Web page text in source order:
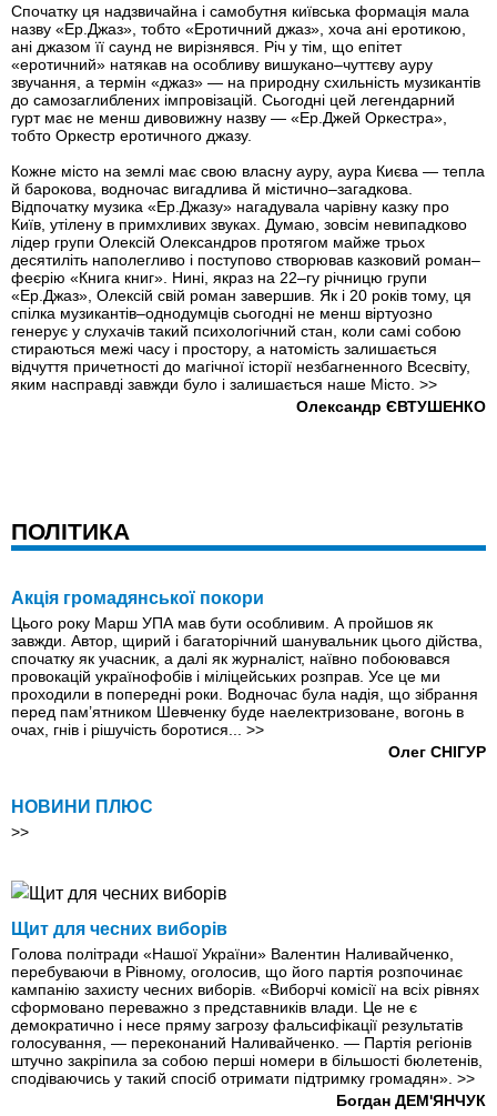
Спочатку ця надзвичайна і самобутня київська формація мала
назву «Ер.Джаз», тобто «Еротичний джаз», хоча ані еротикою,
ані джазом її саунд не вирізнявся. Річ у тім, що епітет
«еротичний» натякав на особливу вишукано–чуттєву ауру
звучання, а термін «джаз» — на природну схильність музикантів
до самозаглиблених імпровізацій. Сьогодні цей легендарний
гурт має не менш дивовижну назву — «Ер.Джей Оркестра»,
тобто Оркестр еротичного джазу.
Кожне місто на землі має свою власну ауру, аура Києва — тепла
й барокова, водночас вигадлива й містично–загадкова.
Відпочатку музика «Ер.Джазу» нагадувала чарівну казку про
Київ, утілену в примх­ливих звуках. Думаю, зовсім невипадково
лідер групи Олексій Олександров протягом майже трьох
десятиліть наполегливо і поступово створював казковий роман–
феєрію «Книга книг». Нині, якраз на 22–гу річницю групи
«Ер.Джаз», Олексій свій роман завершив. Як і 20 років тому, ця
спілка музикантів–однодумців сьогодні не менш віртуозно
генерує у слухачів такий психологічний стан, коли самі собою
стираються межі часу і простору, а натомість залишається
відчуття причетності до магічної історії незбагненного Всесвіту,
яким насправді завжди було і залишається наше Місто. >>
Олександр ЄВТУШЕНКО
ПОЛІТИКА
Акція громадянської покори
Цього року Марш УПА мав бути особливим. А пройшов як
завжди. Автор, щирий і багаторічний шанувальник цього дійства,
спочатку як учасник, а далі як журналіст, наївно побоювався
провокацій українофобів і міліцейських розправ. Усе це ми
проходили в попередні роки. Водночас була надія, що зібрання
перед пам’ятником Шевченку буде наелектризоване, вогонь в
очах, гнів і рішучість боротися... >>
Олег СНІГУР
НОВИНИ ПЛЮС
>>
Щит для чесних виборів
Голова політради «Нашої України» Валентин Наливайченко,
перебуваючи в Рівному, оголосив, що його партія розпочинає
кампанію захисту чесних виборів. «Виборчі комісії на всіх рівнях
сформовано переважно з представників влади. Це не є
демократично і несе пряму загрозу фальсифікації результатів
голосування, — переконаний Наливайченко. — Партія регіонів
штучно закріпила за собою перші номери в більшості бюлетенів,
сподіваючись у такий спосіб отримати підтримку громадян». >>
Богдан ДЕМ'ЯНЧУК